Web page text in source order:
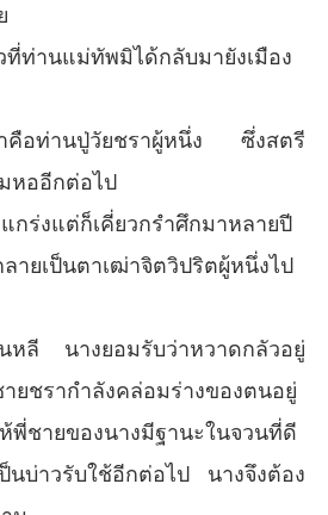
ที่ท่านแม่ทัพมิได้กลับมายังเมือง
าคือท่านปู่วัยชราผู้หนึ่ง ซึ่งสตรี
หออีกต่อไป
กร่งแต่ก็เคี่ยวกรำศึกมาหลายปี
ายเป็นตาเฒ่าจิตวิปริตผู้หนึ่งไป
หลี นางยอมรับว่าหวาดกลัวอยู่
ยชรากำลังคล่อมร่างของตนอยู่
พี่ชายของนางมีฐานะในจวนที่ดี
บ่าวรับใช้อีกต่อไป นางจึงต้อง